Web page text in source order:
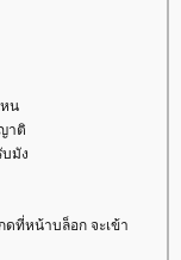
หน
าติ
บมัง
ที่หน้าบล็อก จะเข้า